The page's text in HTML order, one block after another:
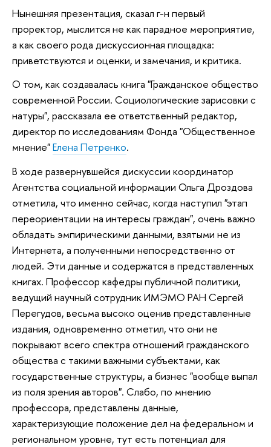
Нынешняя презентация, сказал г-н первый
проректор, мыслится не как парадное мероприятие,
а как своего рода дискуссионная площадка:
приветствуются и оценки, и замечания, и критика.
О том, как создавалась книга "Гражданское общество
современной России. Социологические зарисовки с
натуры", рассказала ее ответственный редактор,
директор по исследованиям Фонда "Общественное
мнение"Елена Петренко.
В ходе развернувшейся дискуссии координатор
Агентства социальной информации Ольга Дроздова
отметила, что именно сейчас, когда наступил "этап
переориентации на интересы граждан", очень важно
обладать эмпирическими данными, взятыми не из
Интернета, а полученными непосредственно от
людей. Эти данные и содержатся в представленных
книгах. Профессор кафедры публичной политики,
ведущий научный сотрудник ИМЭМО РАН Сергей
Перегудов, весьма высоко оценив представленные
издания, одновременно отметил, что они не
покрывают всего спектра отношений гражданского
общества с такими важными субъектами, как
государственные структуры, а бизнес "вообще выпал
из поля зрения авторов". Слабо, по мнению
профессора, представлены данные,
характеризующие положение дел на федеральном и
региональном уровне, тут есть потенциал для